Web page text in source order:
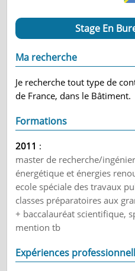
Stage En
Ma recherche
Je recherche tout type de
de France, dans le Bâtiment.
Formations
2011 :
master de recherche/
énergétique et énergies
ecole spéciale des travaux
classes préparatoires aux
+ baccalauréat scientifique,
mention tb
Expériences